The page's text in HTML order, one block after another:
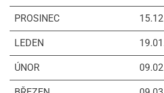
PROSINEC
LEDEN
ÚNOR